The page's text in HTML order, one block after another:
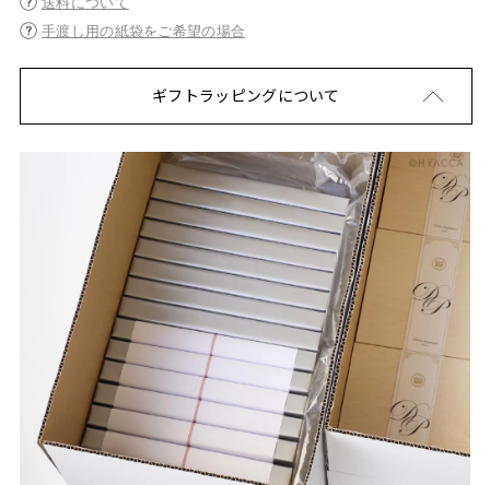
手渡し用の紙袋をご希望の場合
ギフトラッピングについて